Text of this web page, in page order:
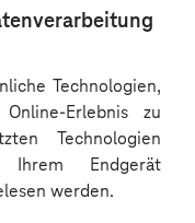
Technologien,
Erlebnis zu
Technologien
Endgerät
werden.
den Einrichtungen,
besonders auf
in ihren
betreffen
auch weitere
Bei der
Menschen mit